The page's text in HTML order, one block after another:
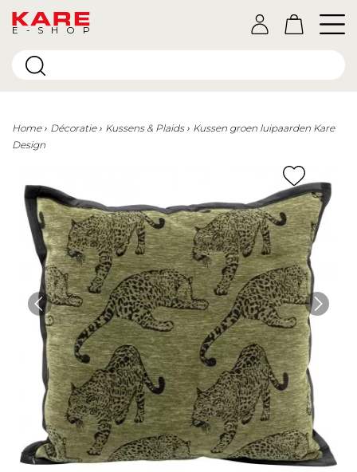
E-SHOP
Home Décoratie Kussens & Plaids
Kussen groen luipaarden Kare
Design